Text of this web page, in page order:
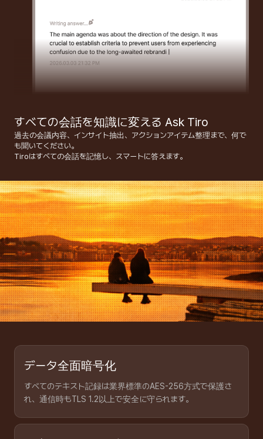
すべての会話を知識に変える Ask Tiro
過去の会議内容、インサイト抽出、アクションアイテム整理まで、何で
も聞いてください。
Tiroはすべての会話を記憶し、スマートに答えます。
セキュリティと個人情報保護
データ全面暗号化
すべてのテキスト記録は業界標準のAES-256方式で保護さ
れ、通信時もTLS 1.2以上で安全に守られます。